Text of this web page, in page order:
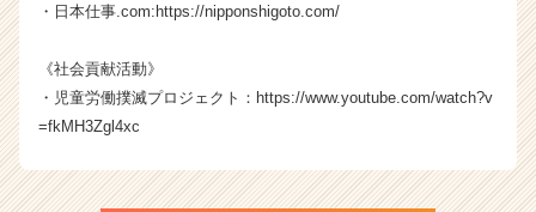
・日本仕事.com: https://nipponshigoto.com/
《社会貢献活動》
・児童労働撲滅プロジェクト： https://www.youtube.com/watch?v
=fkMH3Zgl4xc